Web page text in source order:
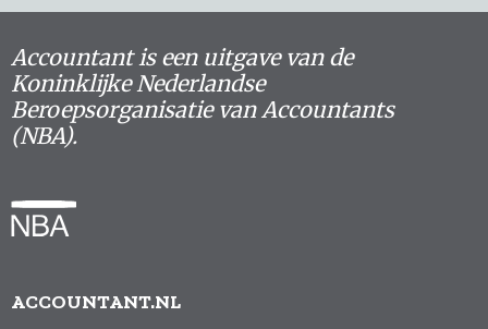
Accountant is een uitgave van de
Koninklijke Nederlandse
Beroepsorganisatie van Accountants
(NBA).
ACCOUNTANT.NL